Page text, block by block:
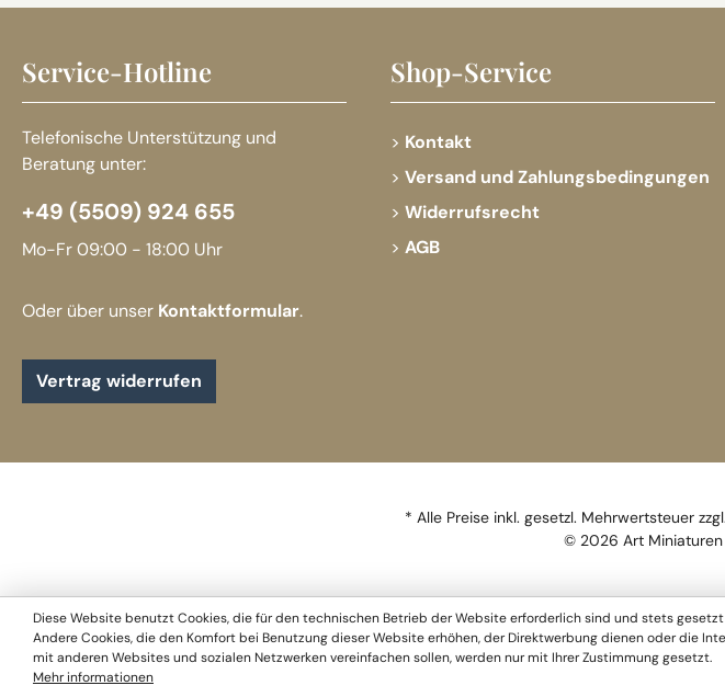
Service-Hotline
Telefonische Unterstützung und
Beratung unter:
+49 (5509) 924 655
Mo-Fr 09:00 - 18:00 Uhr
Oder über unser Kontaktformular.
Vertrag widerrufen
Shop-Service
Kontakt
Versand und Zahlungsbedingungen
Widerrufsrecht
AGB
* Alle Preise inkl. gesetzl. Mehrwertsteuer zzgl.
© 2026 Art
Diese Website benutzt Cookies, die für den technischen Betrieb der Website erforderlich sind und stets
Andere Cookies, die den Komfort bei Benutzung dieser Website erhöhen, der Direktwerbung dienen oder die
mit anderen Websites und sozialen Netzwerken vereinfachen sollen, werden nur mit Ihrer Zustimmung gesetzt.
Mehr informationen